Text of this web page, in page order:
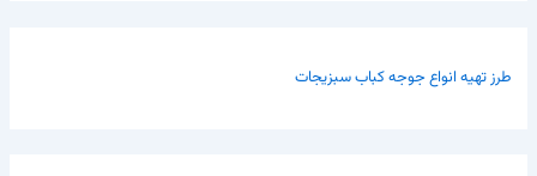
طرز تهیه انواع جوجه کباب سبزیجات